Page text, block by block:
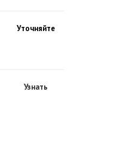
Уточняйте
Узнать